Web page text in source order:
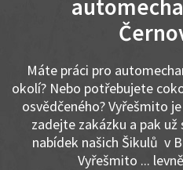
Máte práci pro
okolí? Nebo potřebujete
osvědčeného? Vyřešmito
zadejte zakázku a pak
nabídek našich Šikulů v
Vyřešmito ...